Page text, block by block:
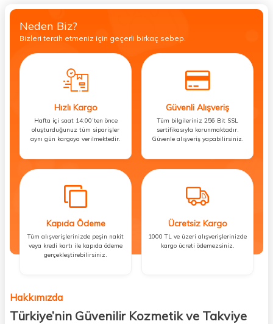
Neden Biz?
Bizleri tercih etmeniz için geçerli birkaç sebep.
Hızlı Kargo
Hafta içi saat 14:00’ten önce
oluşturduğunuz tüm siparişler
aynı gün kargoya verilmektedir.
Güvenli Alışveriş
Tüm bilgileriniz 256 Bit SSL
sertifikasıyla korunmaktadır.
Güvenle alışveriş yapabilirsiniz.
Kapıda Ödeme
Tüm alışverişlerinizde peşin nakit
veya kredi kartı ile kapıda ödeme
gerçekleştirebilirsiniz.
Ücretsiz Kargo
1000 TL ve üzeri alışverişlerinizde
kargo ücreti ödemezsiniz.
Hakkımızda
Türkiye’nin Güvenilir Kozmetik ve Takviye